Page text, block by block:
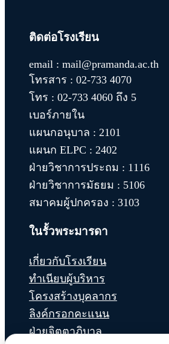
ติดต่อโรงเรียน
email : mail@pramanda.ac.th
โทรสาร : 02-733 4070
โทร : 02-733 4060 ถึง 5
เบอร์ภายใน
แผนกอนุบาล : 2101
แผนก ELPC : 2402
ฝ่ายวิชาการประถม : 1116
ฝ่ายวิชาการมัธยม : 5106
สมาคมผู้ปกครอง : 3103
ในรั้วพระมารดา
เกี่ยวกับโรงเรียน
ทำเนียบผู้บริหาร
โครงสร้างบุคลากร
ลิงค์กรอกคะแนน
ฝ่ายจิตตาภิบาล